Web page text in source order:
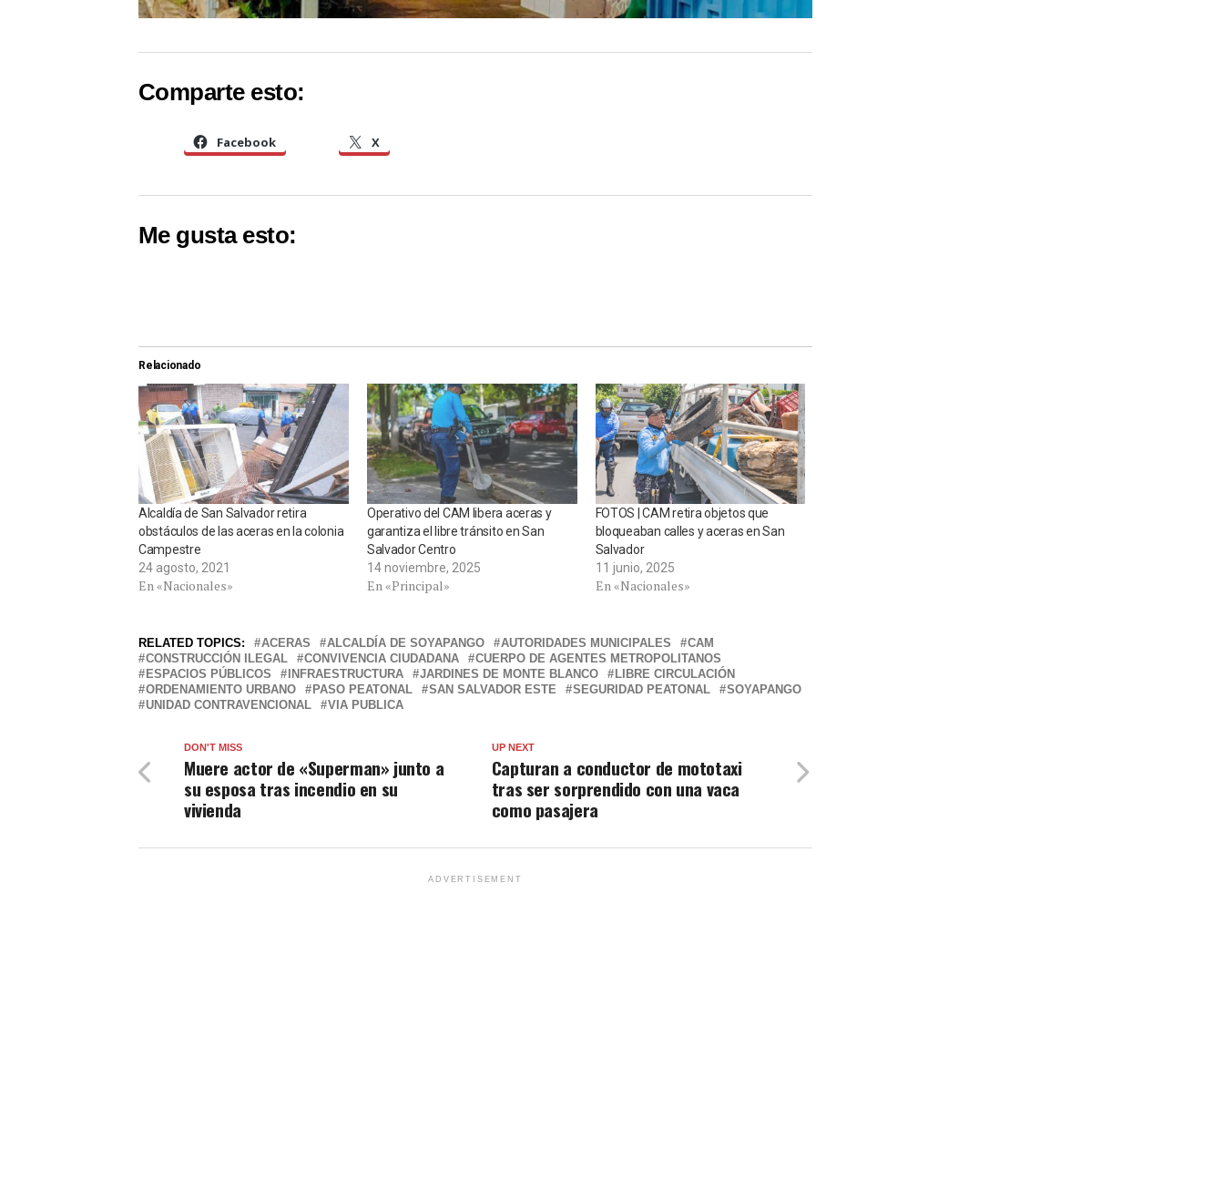
Comparte esto:
Facebook X
Me gusta esto:
Relacionado
Alcaldía de San Salvador retira
obstáculos de las aceras en la colonia
Campestre
24 agosto, 2021
En «Nacionales»
Operativo del CAM libera aceras y
garantiza el libre tránsito en San
Salvador Centro
14 noviembre, 2025
En «Principal»
FOTOS | CAM retira objetos que
bloqueaban calles y aceras en San
Salvador
11 junio, 2025
En «Nacionales»
RELATED TOPICS: ACERAS ALCALDÍA DE SOYAPANGO AUTORIDADES MUNICIPALES
CAM
CONSTRUCCIÓN ILEGAL
CONVIVENCIA CIUDADANA
CUERPO DE AGENTES METROPOLITANOS
ESPACIOS PÚBLICOS
INFRAESTRUCTURA JARDINES DE MONTE BLANCO
LIBRE CIRCULACIÓN
ORDENAMIENTO URBANO
PASO PEATONAL SAN SALVADOR ESTE SEGURIDAD PEATONAL
SOYAPANGO
UNIDAD CONTRAVENCIONAL
VIA PUBLICA
UP NEXT
Capturan a conductor de mototaxi
tras ser sorprendido con una vaca
como pasajera
DON'T MISS
Muere actor de «Superman» junto a
su esposa tras incendio en su
vivienda
ADVERTISEMENT